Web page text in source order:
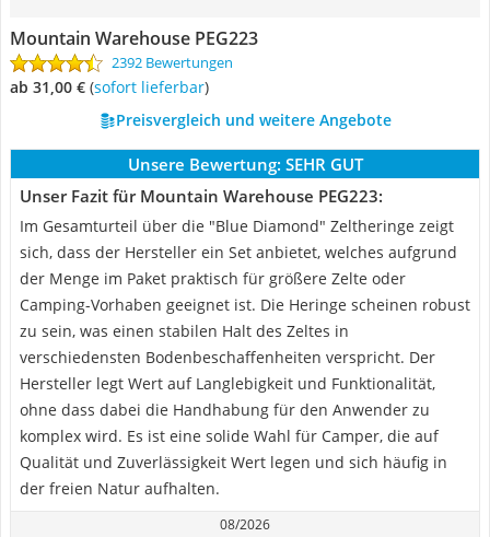
Mountain Warehouse PEG223
2392 Bewertungen
ab 31,00 € ( Sofort lieferbar)
Preisvergleich und weitere Angebote
Unsere Bewertung: SEHR GUT
Unser Fazit für Mountain Warehouse PEG223:
Im Gesamturteil über die "Blue Diamond" Zeltheringe zeigt
sich, dass der Hersteller ein Set anbietet, welches aufgrund
der Menge im Paket praktisch für größere Zelte oder
Camping-Vorhaben geeignet ist. Die Heringe scheinen robust
zu sein, was einen stabilen Halt des Zeltes in
verschiedensten Bodenbeschaffenheiten verspricht. Der
Hersteller legt Wert auf Langlebigkeit und Funktionalität,
ohne dass dabei die Handhabung für den Anwender zu
komplex wird. Es ist eine solide Wahl für Camper, die auf
Qualität und Zuverlässigkeit Wert legen und sich häufig in
der freien Natur aufhalten.
08/2026